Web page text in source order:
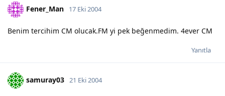
Fener_Man 17 Eki 2004
Benim tercihim CM olucak.FM yi pek beğenmedim. 4ever CM
Yanıtla
samuray03 21 Eki 2004